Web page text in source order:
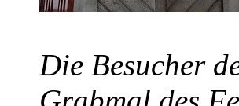
Die Besucher